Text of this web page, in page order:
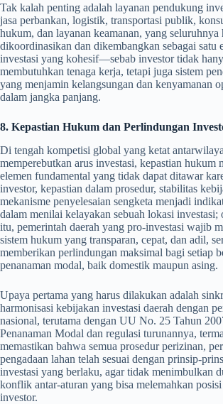
Tak kalah penting adalah layanan pendukung
jasa perbankan, logistik, transportasi publik,
hukum, dan layanan keamanan, yang seluruhnya
dikoordinasikan dan dikembangkan sebagai satu
investasi yang kohesif—sebab investor tidak
membutuhkan tenaga kerja, tetapi juga sistem
yang menjamin kelangsungan dan kenyamanan
dalam jangka panjang.
8. Kepastian Hukum dan Perlindungan
Di tengah kompetisi global yang ketat
memperebutkan arus investasi, kepastian hukum
elemen fundamental yang tidak dapat ditawar
investor, kepastian dalam prosedur, stabilitas
mekanisme penyelesaian sengketa menjadi
dalam menilai kelayakan sebuah lokasi investasi;
itu, pemerintah daerah yang pro-investasi wajib
sistem hukum yang transparan, cepat, dan adil,
memberikan perlindungan maksimal bagi setiap
penanaman modal, baik domestik maupun asing.
Upaya pertama yang harus dilakukan adalah
harmonisasi kebijakan investasi daerah dengan
nasional, terutama dengan UU No. 25 Tahun
Penanaman Modal dan regulasi turunannya,
memastikan bahwa semua prosedur perizinan,
pengadaan lahan telah sesuai dengan prinsip-
investasi yang berlaku, agar tidak menimbulkan
konflik antar-aturan yang bisa melemahkan
investor.